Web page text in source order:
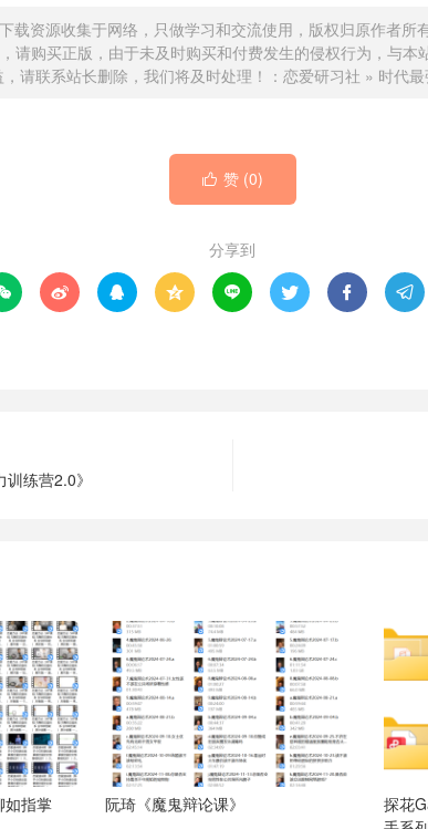
载资源收集于网络，只做学习和交流使用，版权归原作者所
请购买正版，由于未及时购买和付费发生的侵权行为，与本
请联系站长删除，我们将及时处理！： 恋爱研习社 » 时代
 赞 (0)
分享到
      
练营2.0》
如指掌
阮琦《魔鬼辩论课》
探花